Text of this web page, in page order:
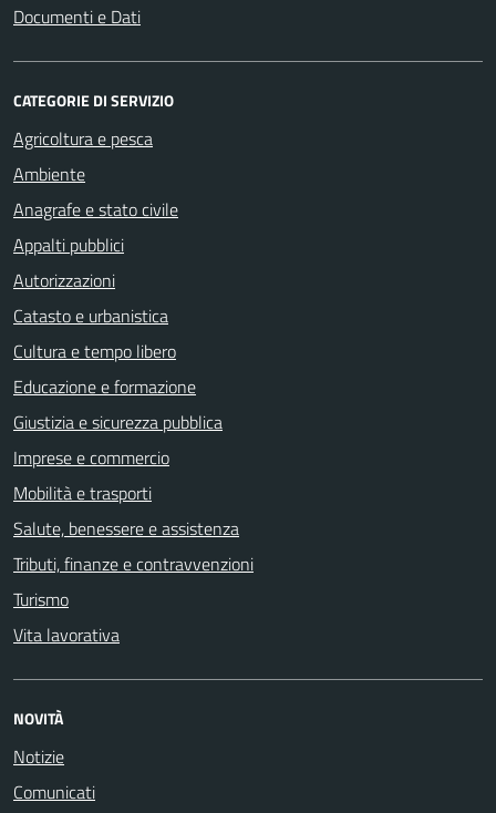
Documenti e Dati
CATEGORIE DI SERVIZIO
Agricoltura e pesca
Ambiente
Anagrafe e stato civile
Appalti pubblici
Autorizzazioni
Catasto e urbanistica
Cultura e tempo libero
Educazione e formazione
Giustizia e sicurezza pubblica
Imprese e commercio
Mobilità e trasporti
Salute, benessere e assistenza
Tributi, finanze e contravvenzioni
Turismo
Vita lavorativa
NOVITÀ
Notizie
Comunicati